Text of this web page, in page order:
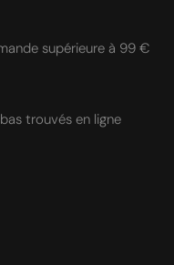
supérieure à 99 €
trouvés en ligne